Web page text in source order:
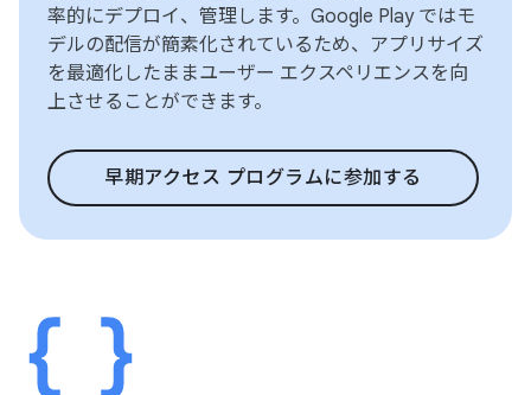
率的にデプロイ、管理します。Google Play ではモ
デルの配信が簡素化されているため、アプリサイズ
を最適化したままユーザー エクスペリエンスを向
上させることができます。
早期アクセス プログラムに参加する